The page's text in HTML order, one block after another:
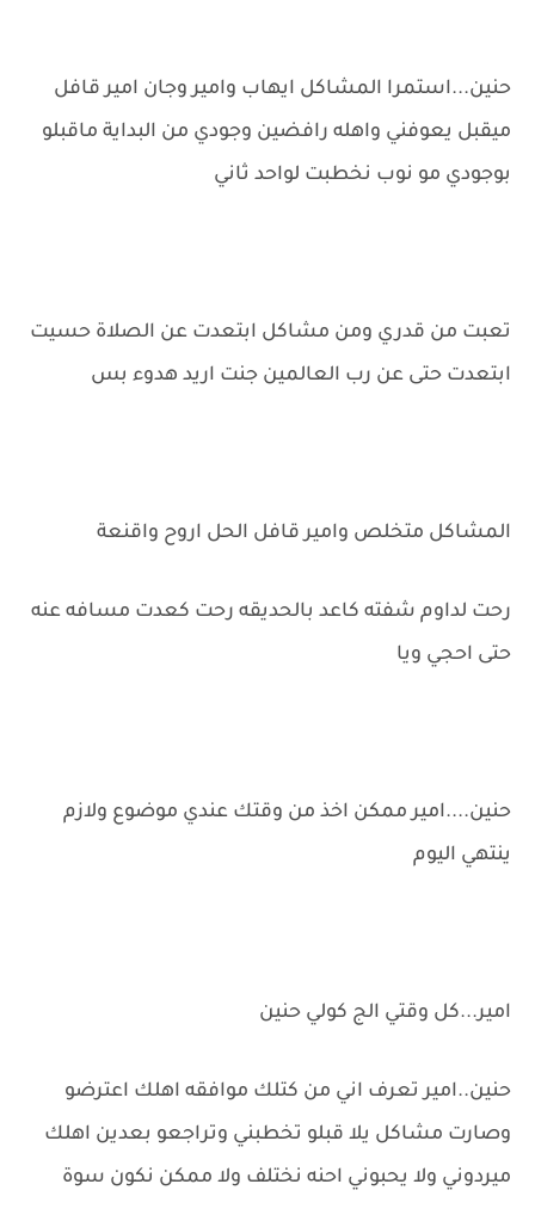
حنين...استمرا المشاكل ايهاب وامير وجان امير قافل
ميقبل يعوفني واهله رافضين وجودي من البداية ماقبلو
بوجودي مو نوب نخطبت لواحد ثاني
تعبت من قدري ومن مشاكل ابتعدت عن الصلاة حسيت
ابتعدت حتى عن رب العالمين جنت اريد هدوء بس
المشاكل متخلص وامير قافل الحل اروح واقنعة
رحت لداوم شفته كاعد بالحديقه رحت كعدت مسافه عنه
حتى احجي ويا
حنين....امير ممكن اخذ من وقتك عندي موضوع ولازم
ينتهي اليوم
امير...كل وقتي الج كولي حنين
حنين..امير تعرف اني من كتلك موافقه اهلك اعترضو
وصارت مشاكل يلا قبلو تخطبني وتراجعو بعدين اهلك
ميردوني ولا يحبوني احنه نختلف ولا ممكن نكون سوة